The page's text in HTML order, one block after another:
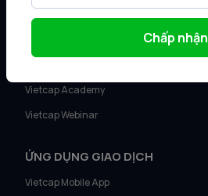
Vietcap Academy
Vietcap Webinar
ỨNG DỤNG GIAO DỊCH
Vietcap Mobile App
Chấp nhận